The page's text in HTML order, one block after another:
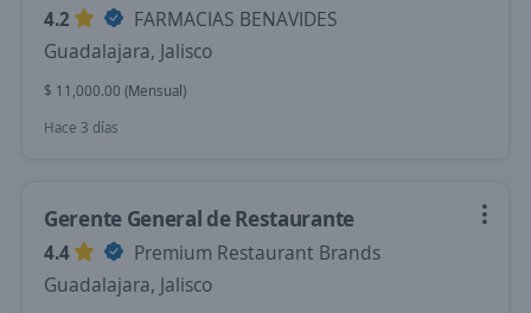
4.2
FARMACIAS BENAVIDES
Guadalajara, Jalisco
$ 11,000.00 (Mensual)
Hace 3 días
Gerente General de Restaurante
4.4
Premium Restaurant Brands
Guadalajara, Jalisco